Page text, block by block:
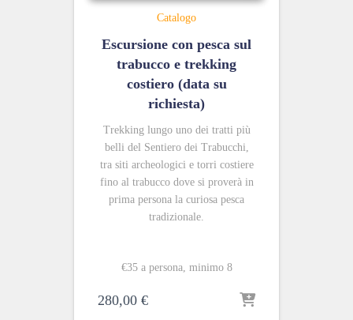
Catalogo
Escursione con pesca sul
trabucco e trekking
costiero (data su
richiesta)
Trekking lungo uno dei tratti più
belli del Sentiero dei Trabucchi,
tra siti archeologici e torri costiere
fino al trabucco dove si proverà in
prima persona la curiosa pesca
tradizionale.
€35 a persona, minimo 8
280,00 €